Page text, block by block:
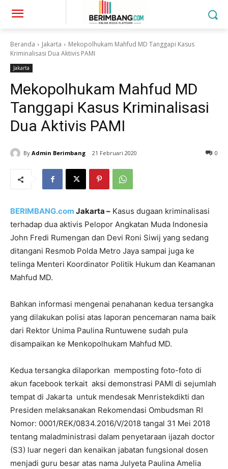
Beranda Jakarta
Mekopolhukam Mahfud MD Tanggapi Kasus
Kriminalisasi Dua Aktivis PAMI
Jakarta
Mekopolhukam Mahfud MD
Tanggapi Kasus Kriminalisasi
Dua Aktivis PAMI
By Admin Berimbang 21 Februari 2020 0
BERIMBANG.com Jakarta – Kasus dugaan kriminalisasi
terhadap dua aktivis Pelopor Angkatan Muda Indonesia
John Fredi Rumengan dan Devi Roni Siwij yang sedang
ditangani Resmob Polda Metro Jaya sampai juga ke
telinga Menteri Koordinator Politik Hukum dan Keamanan
Mahfud MD.
Bahkan informasi mengenai penahanan kedua tersangka
yang dilakukan polisi atas laporan pencemaran nama baik
dari Rektor Unima Paulina Runtuwene sudah pula
disampaikan ke Menkopolhukam Mahfud MD.
Kedua tersangka dilaporkan memposting foto-foto di
akun facebook terkait aksi demonstrasi PAMI di sejumlah
tempat di Jakarta untuk mendesak Menristekdikti dan
Presiden melaksanakan Rekomendasi Ombudsman RI
Nomor: 0001/REK/0834.2016/V/2018 tangal 31 Mei 2018
tentang maladministrasi dalam penyetaraan ijazah doctor
(S3) luar negeri dan kenaikan jabatan fungsional dosen
menjadi guru besar atas nama Julyeta Paulina Amelia